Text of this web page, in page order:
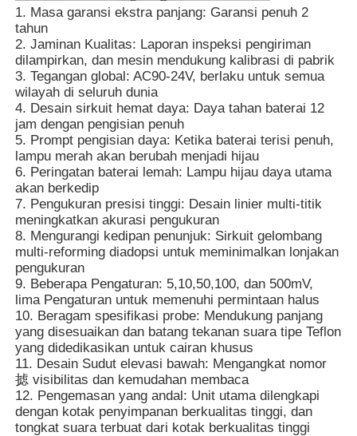
Hubungi kami
Berita
Tampilkan Kasus
Quote request suatu
Detektor Radiasi Nuklir
dosimeter pribadi
Sensor Sinar-X
Sistem Pemantauan Radiasi Nuklir
detektor radon
1. Masa garansi ekstra panjang: Garansi penuh 2
tahun
2. Jaminan Kualitas: Laporan inspeksi pengiriman
dilampirkan, dan mesin mendukung kalibrasi di pabrik
3. Tegangan global: AC90-24V, berlaku untuk semua
wilayah di seluruh dunia
4. Desain sirkuit hemat daya: Daya tahan baterai 12
jam dengan pengisian penuh
5. Prompt pengisian daya: Ketika baterai terisi penuh,
lampu merah akan berubah menjadi hijau
6. Peringatan baterai lemah: Lampu hijau daya utama
akan berkedip
7. Pengukuran presisi tinggi: Desain linier multi-titik
meningkatkan akurasi pengukuran
8. Mengurangi kedipan penunjuk: Sirkuit gelombang
multi-reforming diadopsi untuk meminimalkan lonjakan
pengukuran
9. Beberapa Pengaturan: 5,10,50,100, dan 500mV,
lima Pengaturan untuk memenuhi permintaan halus
10. Beragam spesifikasi probe: Mendukung panjang
yang disesuaikan dan batang tekanan suara tipe Teflon
yang didedikasikan untuk cairan khusus
11. Desain Sudut elevasi bawah: Mengangkat nomor
摅 visibilitas dan kemudahan membaca
12. Pengemasan yang andal: Unit utama dilengkapi
dengan kotak penyimpanan berkualitas tinggi, dan
tongkat suara terbuat dari kotak berkualitas tinggi